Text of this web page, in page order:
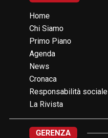
Home
Chi Siamo
Primo Piano
Agenda
News
Cronaca
Responsabilità sociale
La Rivista
GERENZA